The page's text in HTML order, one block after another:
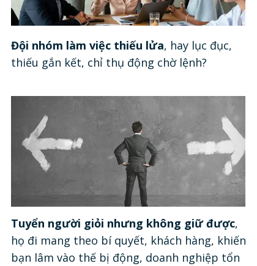
Đội nhóm làm việc thiếu lửa, hay lục đục,
thiếu gắn kết, chỉ thụ động chờ lệnh?
Tuyển người giỏi nhưng không giữ được,
họ đi mang theo bí quyết, khách hàng, khiến
bạn lâm vào thế bị động, doanh nghiệp tổn